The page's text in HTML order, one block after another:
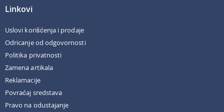
Linkovi
Uslovi korišćenja i prodaje
Odricanje od odgovornosti
Politika privatnosti
Zamena artikala
Reklamacije
Povraćaj sredstava
Pravo na odustajanje